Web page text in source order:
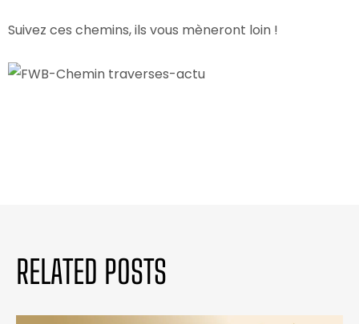
Suivez ces chemins, ils vous mèneront loin !
RELATED POSTS